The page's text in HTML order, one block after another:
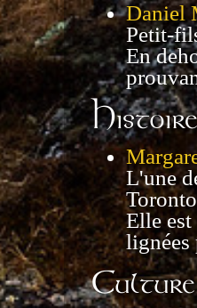
Daniel
Petit-
En
L'une
Elle
lignées